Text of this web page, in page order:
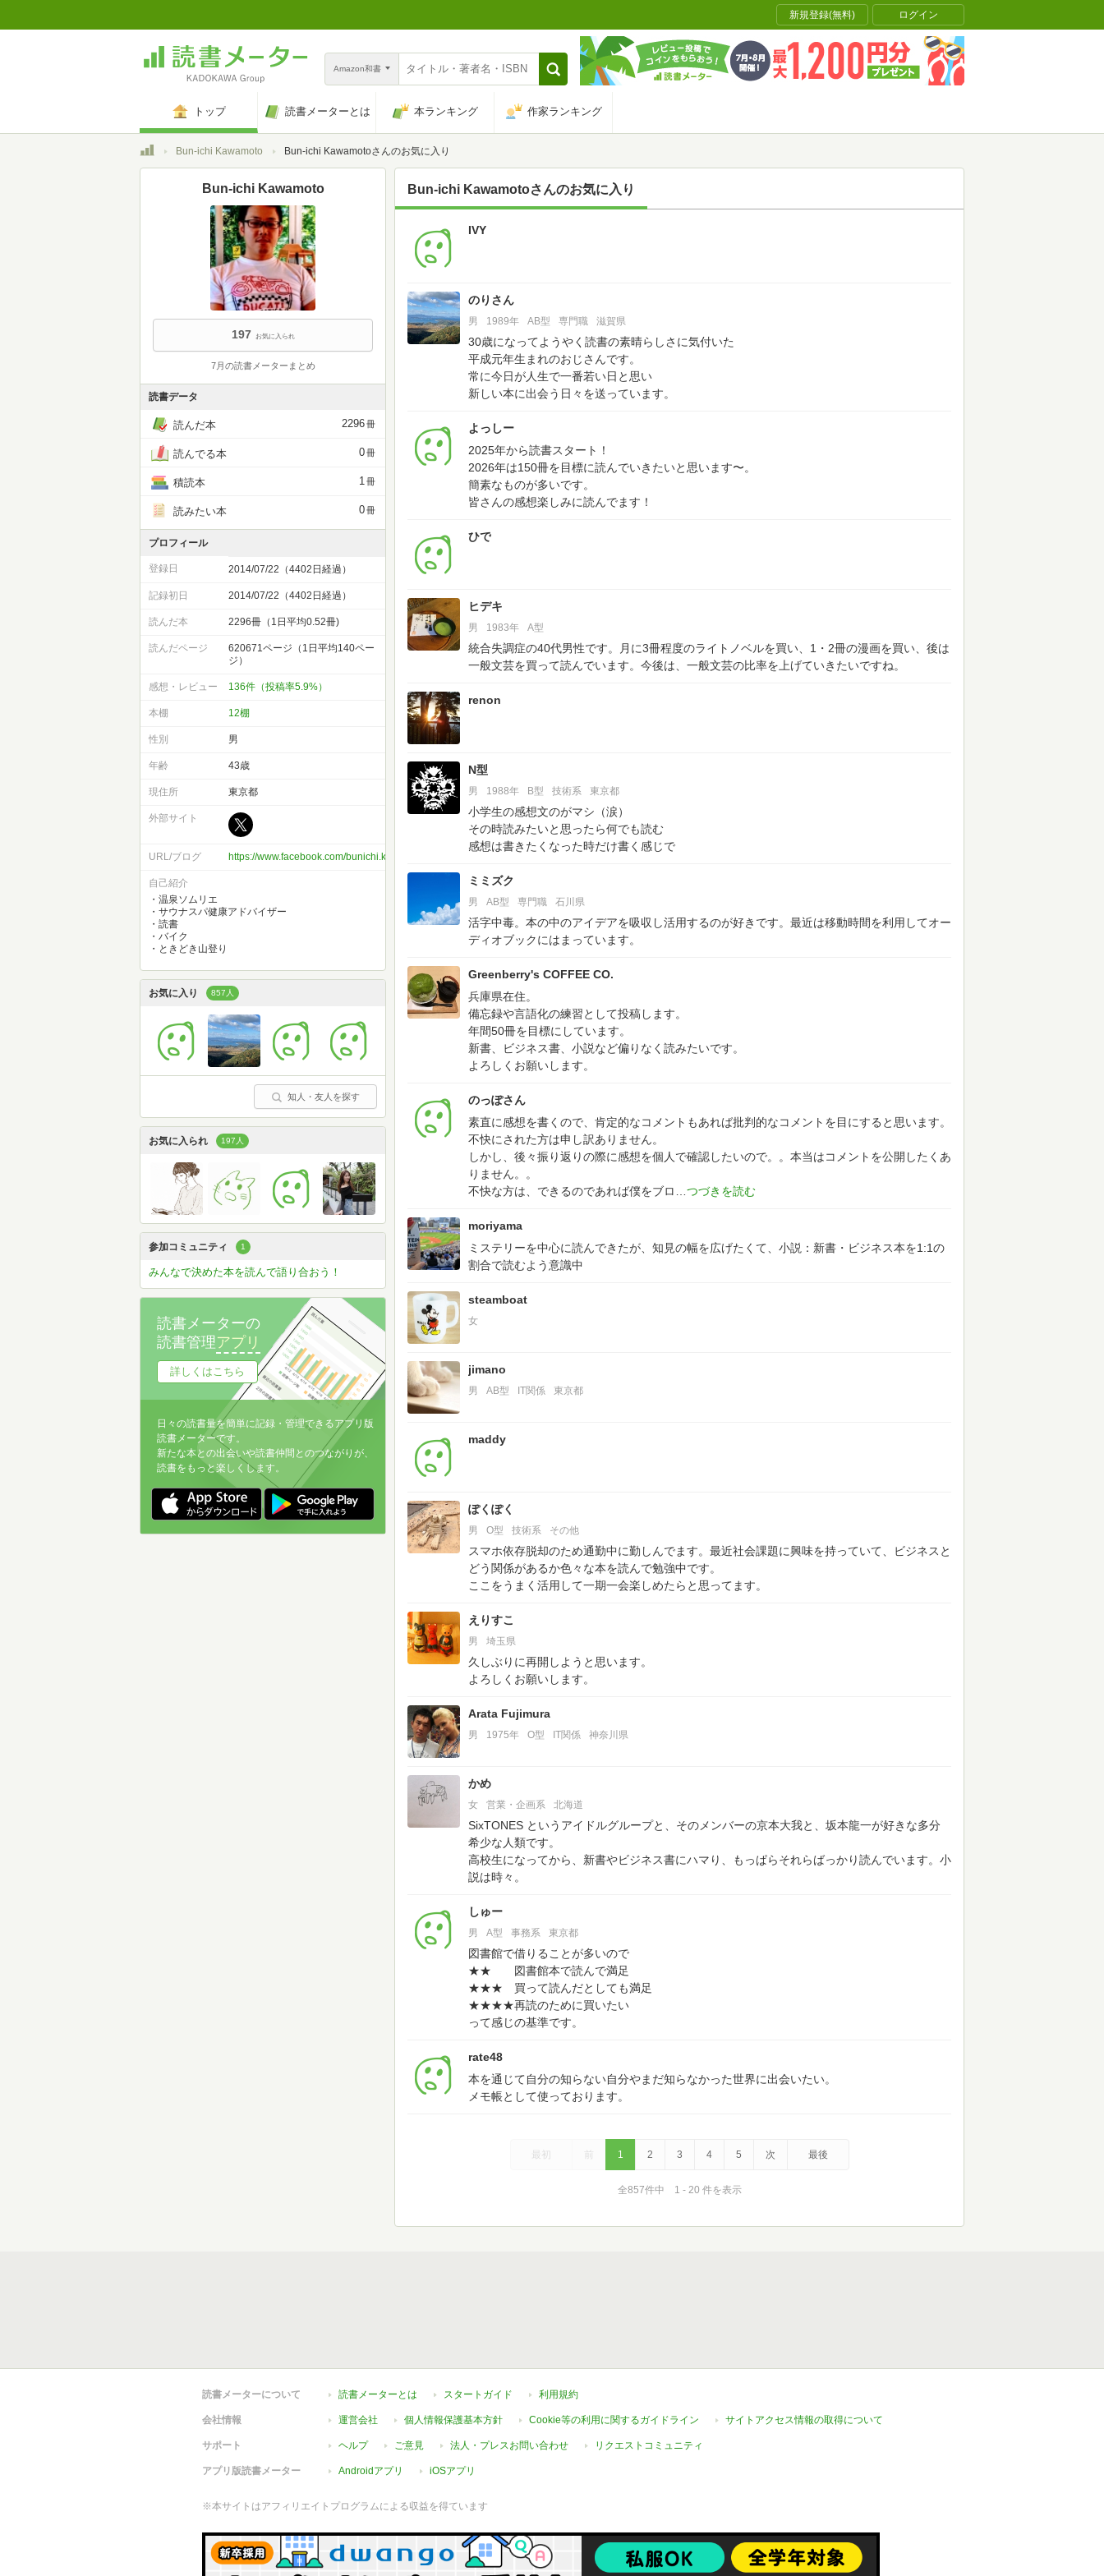
新規登録(無料) ログイン
Amazon和書
トップ 読書メーターとは 本ランキング 作家ランキング
トップBun-ichi Kawamoto Bun-ichi Kawamotoさんのお気に入り
Bun-ichi Kawamotoさんのお気に入り
857 IVY
のりさん
男 1989年 AB型 専門職 滋賀県
30歳になってようやく読書の素晴らしさに気付いた
平成元年生まれのおじさんです。
常に今日が人生で一番若い日と思い
新しい本に出会う日々を送っています。
よっしー
2025年から読書スタート！
2026年は150冊を目標に読んでいきたいと思います〜。
簡素なものが多いです。
皆さんの感想楽しみに読んでます！
ひで
ヒデキ
男 1983年 A型
統合失調症の40代男性です。月に3冊程度のライトノベルを買い、1・2冊の漫画を買い、後は
一般文芸を買って読んでいます。今後は、一般文芸の比率を上げていきたいですね。
renon
N型
男 1988年 B型 技術系 東京都
小学生の感想文のがマシ（涙）
その時読みたいと思ったら何でも読む
感想は書きたくなった時だけ書く感じで
ミミズク
男 AB型 専門職 石川県
活字中毒。本の中のアイデアを吸収し活用するのが好きです。最近は移動時間を利用してオー
ディオブックにはまっています。
Greenberry's COFFEE CO.
兵庫県在住。
備忘録や言語化の練習として投稿します。
年間50冊を目標にしています。
新書、ビジネス書、小説など偏りなく読みたいです。
よろしくお願いします。
のっぽさん
素直に感想を書くので、肯定的なコメントもあれば批判的なコメントを目にすると思います。
不快にされた方は申し訳ありません。
しかし、後々振り返りの際に感想を個人で確認したいので。。本当はコメントを公開したくあ
りません。。
不快な方は、できるのであれば僕をブロ
moriyama
ミステリーを中心に読んできたが、知見の幅を広げたくて、小説：新書・ビジネス本を1:1の
割合で読むよう意識中
steamboat
女
jimano
男 AB型 IT関係 東京都
maddy
ぽくぽく
男 O型 技術系 その他
スマホ依存脱却のため通勤中に勤しんでます。最近社会課題に興味を持っていて、ビジネスと
どう関係があるか色々な本を読んで勉強中です。
ここをうまく活用して一期一会楽しめたらと思ってます。
えりすこ
男 埼玉県
久しぶりに再開しようと思います。
よろしくお願いします。
Arata Fujimura
男 1975年 O型 IT関係 神奈川県
かめ
女 営業・企画系 北海道
SixTONES というアイドルグループと、そのメンバーの京本大我と、坂本龍一が好きな多分
希少な人類です。
高校生になってから、新書やビジネス書にハマり、もっぱらそれらばっかり読んでいます。小
説は時々。
しゅー
男 A型 事務系 東京都
図書館で借りることが多いので
★★ 図書館本で読んで満足
★★★ 買って読んだとしても満足
★★★★再読のために買いたい
って感じの基準です。
rate48
本を通じて自分の知らない自分やまだ知らなかった世界に出会いたい。
メモ帳として使っております。
最初 前 1 2 3 4 5 次 最後
全857件中 1 - 20 件を表示
Bun-ichi Kawamoto
197 お気に入られ
7月の読書メーターまとめ
読書データ
読んだ本 2296冊
読んでる本 0冊
積読本 1冊
読みたい本 0冊
プロフィール
登録日 2014/07/22（4402日経過）
記録初日 2014/07/22（4402日経過）
読んだ本 2296冊（1日平均0.52冊)
読んだページ
620671ページ（1日平均140ペー
ジ）
感想・レビュー 136件（投稿率5.9%）
本棚 12棚
性別 男
年齢 43歳
現住所 東京都
外部サイト
URL/ブログ https://www.facebook.com/bunichi.kawamoto
自己紹介
・温泉ソムリエ
・サウナスパ健康アドバイザー
・読書
・バイク
・ときどき山登り
お気に入り 857人
知人・友人を探す
お気に入られ 197人
参加コミュニティ 1
みんなで決めた本を読んで語り合おう！
読書メーターの
読書管理アプリ
詳しくはこちら
日々の読書量を簡単に記録・管理できるアプリ版
読書メーターです。
新たな本との出会いや読書仲間とのつながりが、
読書をもっと楽しくします。
読書メーターについて 読書メーターとは スタートガイド 利用規約
会社情報 運営会社 個人情報保護基本方針 Cookie等の利用に関するガイドライン サイトアクセス情報の取得について
サポート ヘルプ ご意見 法人・プレスお問い合わせ リクエストコミュニティ
アプリ版読書メーター Androidアプリ iOSアプリ
※本サイトはアフィリエイトプログラムによる収益を得ています